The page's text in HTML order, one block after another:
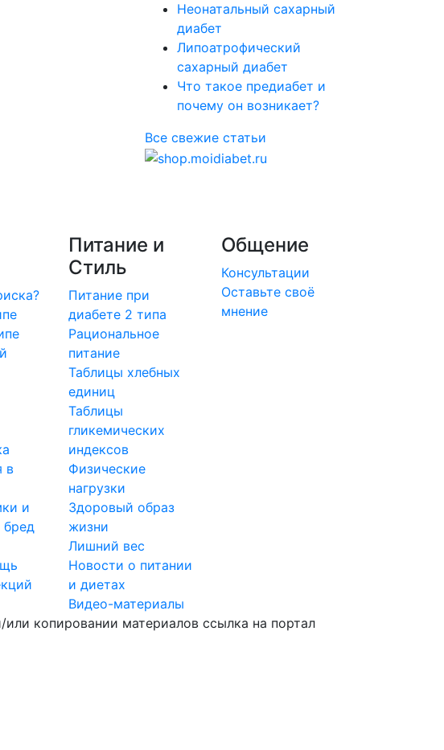
Неонатальный сахарный
диабет
Липоатрофический
сахарный диабет
Что такое предиабет и
почему он возникает?
Все свежие статьи
в
и
бред
Питание и
Стиль
Питание при
диабете 2 типа
Рациональное
питание
Таблицы хлебных
единиц
Таблицы
гликемических
индексов
Физические
нагрузки
Здоровый образ
жизни
Лишний вес
Новости о питании
и диетах
Видео-материалы
Общение
Консультации
Оставьте своё
мнение
копировании материалов ссылка на портал